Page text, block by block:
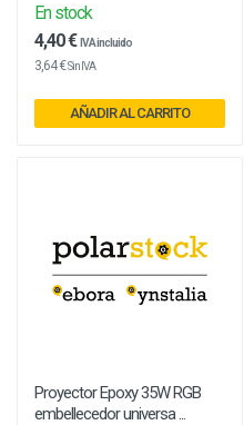
En stock
4,40 € IVA incluido
3,64 €Sin IVA
AÑADIR AL CARRITO
Proyector Epoxy 35W RGB
embellecedor universa ...